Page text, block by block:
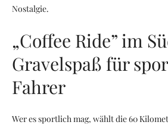
Nostalgie.
„Coffee Ride” im
Gravelspaß für
Fahrer
Wer es sportlich mag, wählt die 60